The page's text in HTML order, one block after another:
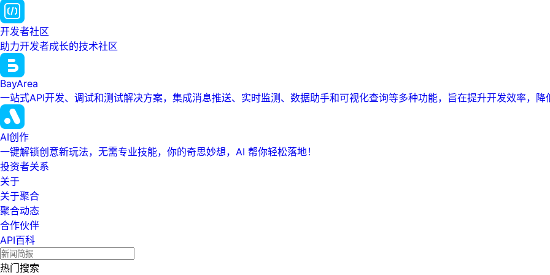
开发者社区
助力开发者成长的技术社区
BayArea
一站式API开发、调试和测试解决方案，集成消息推送、实时监测、数据助手和可视化查询等多种功能，旨在提升开发效率，降
AI创作
一键解锁创意新玩法，无需专业技能，你的奇思妙想，AI 帮你轻松落地！
投资者关系
关于
关于聚合
聚合动态
合作伙伴
API百科
热门搜索